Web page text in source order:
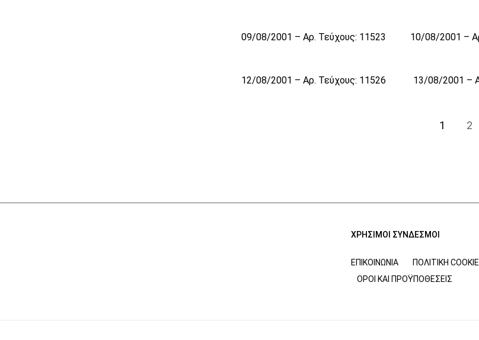
09/08/2001 – Αρ. Τεύχους: 11523 10/08/2001 –
12/08/2001 – Αρ. Τεύχους: 11526 13/08/2001 –
1 2
ΧΡΗΣΙΜΟΙ ΣΥΝΔΕΣΜΟΙ
ΕΠΙΚΟΙΝΩΝΊΑ ΠΟΛΙΤΙΚΉ
ΌΡΟΙ ΚΑΙ ΠΡΟΫΠΟΘΈΣΕΙΣ